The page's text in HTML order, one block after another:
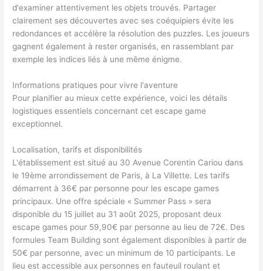
d'examiner attentivement les objets trouvés. Partager
clairement ses découvertes avec ses coéquipiers évite les
redondances et accélère la résolution des puzzles. Les joueurs
gagnent également à rester organisés, en rassemblant par
exemple les indices liés à une même énigme.
Informations pratiques pour vivre l'aventure
Pour planifier au mieux cette expérience, voici les détails
logistiques essentiels concernant cet escape game
exceptionnel.
Localisation, tarifs et disponibilités
L'établissement est situé au 30 Avenue Corentin Cariou dans
le 19ème arrondissement de Paris, à La Villette. Les tarifs
démarrent à 36€ par personne pour les escape games
principaux. Une offre spéciale « Summer Pass » sera
disponible du 15 juillet au 31 août 2025, proposant deux
escape games pour 59,90€ par personne au lieu de 72€. Des
formules Team Building sont également disponibles à partir de
50€ par personne, avec un minimum de 10 participants. Le
lieu est accessible aux personnes en fauteuil roulant et